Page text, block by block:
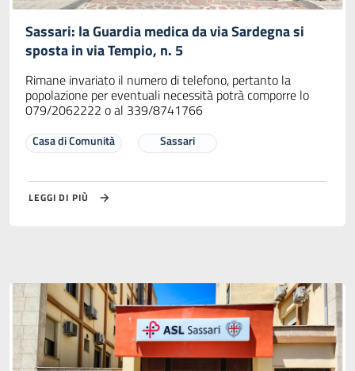
Sassari: la Guardia medica da via Sardegna si
sposta in via Tempio, n. 5
Rimane invariato il numero di telefono, pertanto la
popolazione per eventuali necessità potrà comporre lo
079/2062222 o al 339/8741766
Casa di Comunità Sassari
LEGGI DI PIÙ